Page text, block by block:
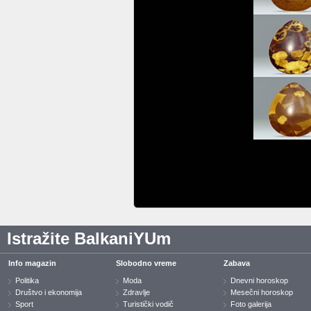
Istražite BalkaniYUm
Info magazin
Politika
Društvo i ekonomija
Sport
Slobodno vreme
Moda
Zdravlje
Turistički vodič
Zabava
Dnevni horoskop
Mesečni horoskop
Foto galerija